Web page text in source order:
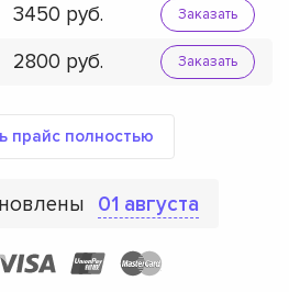
3450 Заказать
2800 Заказать
прайс полностью
01 августа